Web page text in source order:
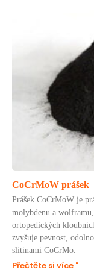
CoCrMoW prášek
Prášek CoCrMoW je
molybdenu a
ortopedických
zvyšuje pevnost,
slitinami CoCrMo.
Přečtěte si více "